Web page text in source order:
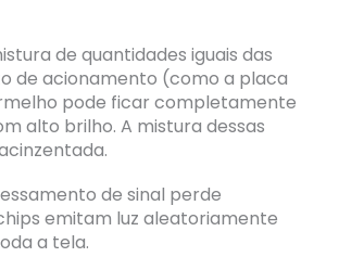
de quantidades iguais das
de acionamento (como a placa
pode ficar completamente
alto brilho. A mistura dessas
de sinal perde
emitam luz aleatoriamente
a tela.